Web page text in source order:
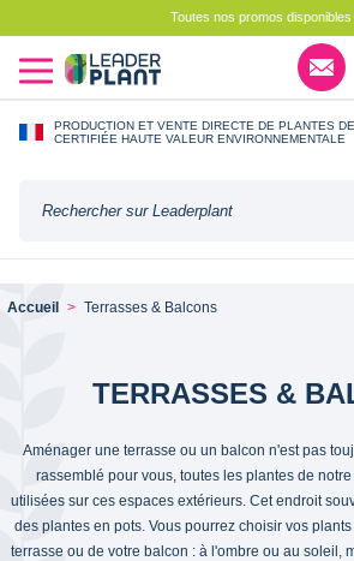
Toutes nos promos disponibles
PRODUCTION ET VENTE DIRECTE DE PLANTES
CERTIFIÉE HAUTE VALEUR ENVIRONNEMENTALE
Accueil Terrasses & Balcons
TERRASSES &
Aménager une terrasse ou un balcon n'est pas
rassemblé pour vous, toutes les plantes de
utilisées sur ces espaces extérieurs. Cet endroit
des plantes en pots. Vous pourrez choisir vos
terrasse ou de votre balcon : à l'ombre ou au soleil,